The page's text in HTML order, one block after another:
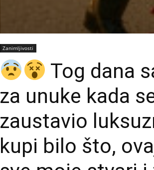
Zanimljivosti
Tog dana
za unuke kada
zaustavio
kupi bilo što,